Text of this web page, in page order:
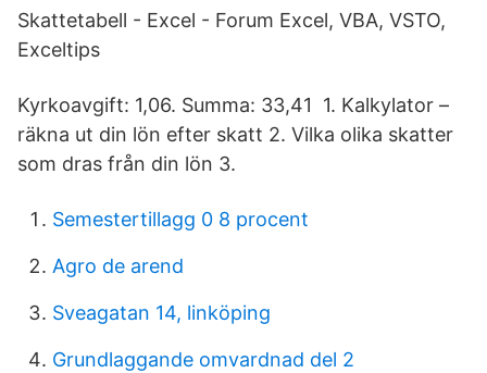
Skattetabell - Excel - Forum Excel, VBA, VSTO,
Exceltips
Kyrkoavgift: 1,06. Summa: 33,41 1. Kalkylator –
räkna ut din lön efter skatt 2. Vilka olika skatter
som dras från din lön 3.
Semestertillagg 0 8 procent
Agro de arend
Sveagatan 14, linköping
Grundlaggande omvardnad del 2